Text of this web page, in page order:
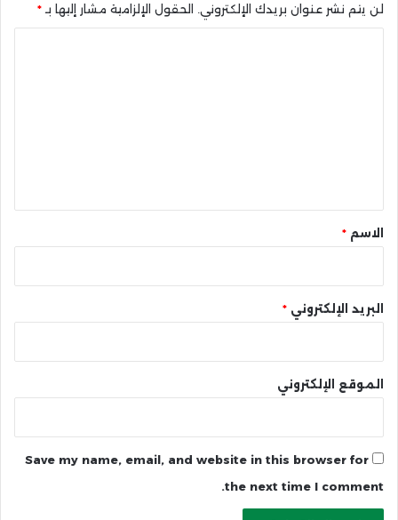
لن يتم نشر عنوان بريدك الإلكتروني. الحقول الإلزامية مشار إليها بـ *
*الاسم *
البريد الإلكتروني *
الموقع الإلكتروني
Save my name, email, and website in this browser for
the next time I comment.